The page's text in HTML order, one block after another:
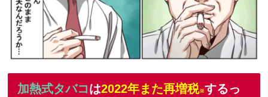
加熱式タバコは2022年また再増税※するっ